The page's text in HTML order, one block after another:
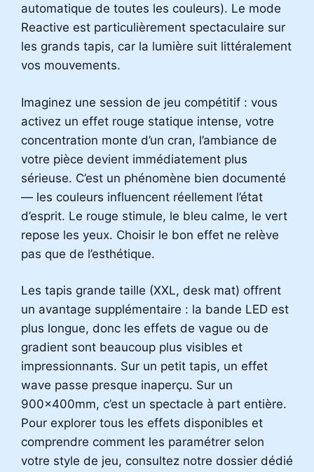
automatique de toutes les couleurs). Le mode
Reactive est particulièrement spectaculaire sur
les grands tapis, car la lumière suit littéralement
vos mouvements.
Imaginez une session de jeu compétitif : vous
activez un effet rouge statique intense, votre
concentration monte d’un cran, l’ambiance de
votre pièce devient immédiatement plus
sérieuse. C’est un phénomène bien documenté
— les couleurs influencent réellement l’état
d’esprit. Le rouge stimule, le bleu calme, le vert
repose les yeux. Choisir le bon effet ne relève
pas que de l’esthétique.
Les tapis grande taille (XXL, desk mat) offrent
un avantage supplémentaire : la bande LED est
plus longue, donc les effets de vague ou de
gradient sont beaucoup plus visibles et
impressionnants. Sur un petit tapis, un effet
wave passe presque inaperçu. Sur un
900x400mm, c’est un spectacle à part entière.
Pour explorer tous les effets disponibles et
comprendre comment les paramétrer selon
votre style de jeu, consultez notre dossier dédié